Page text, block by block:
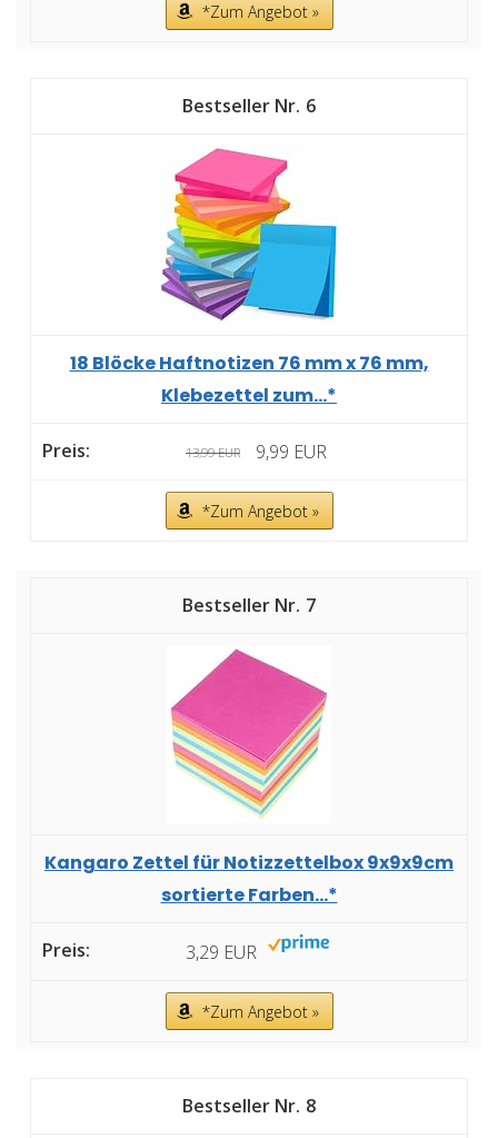
*Zum Angebot »
6
18 Blöcke Haftnotizen 76 mm x 76 mm,
Klebezettel zum...*
13,99 EUR 9,99 EUR
*Zum Angebot »
7
Kangaro Zettel für Notizzettelbox 9x9x9cm
sortierte Farben...*
3,29 EUR
*Zum Angebot »
8